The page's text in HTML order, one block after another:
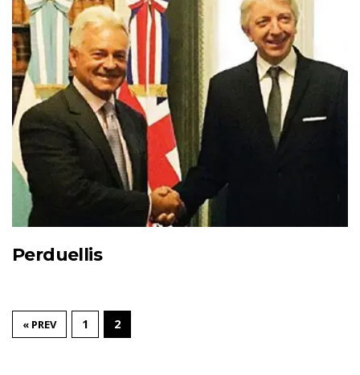
Perduellis
« PREV 1 2